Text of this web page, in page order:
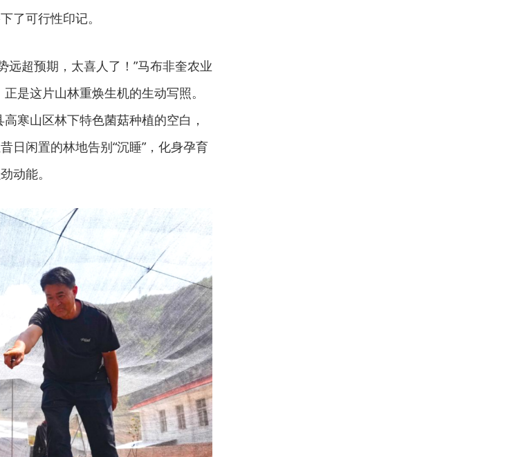
了可行性印记。
远超预期，太喜人了！”马布非奎农业
是这片山林重焕生机的生动写照。
寒山区林下特色菌菇种植的空白，
日闲置的林地告别“沉睡”，化身孕育
动能。